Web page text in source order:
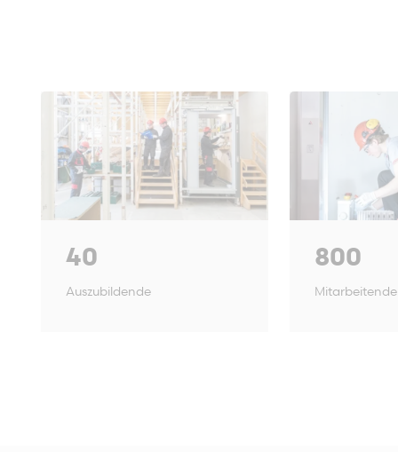
40
Auszubildende
800
Mitarbeitende